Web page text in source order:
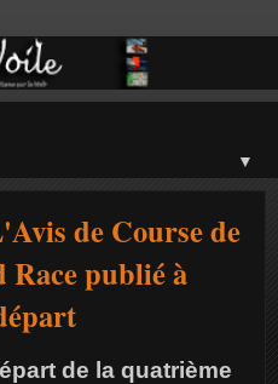
▼
de Course de
Race publié à
de la quatrième